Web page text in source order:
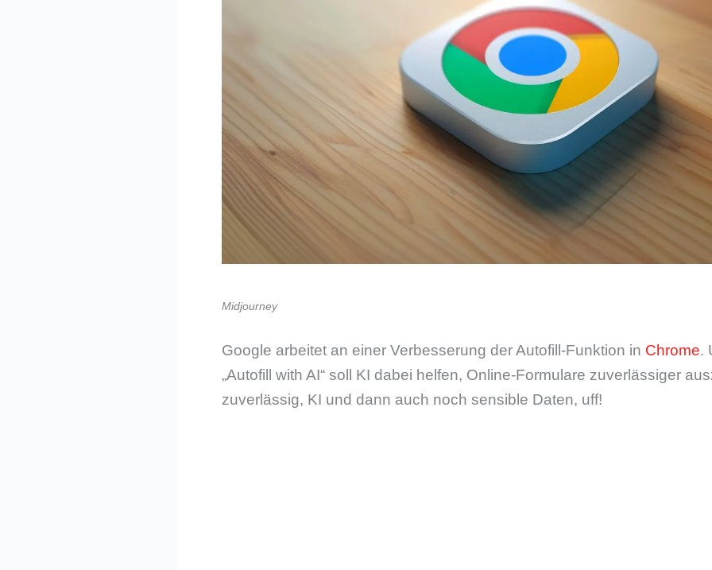
Midjourney
Google arbeitet an einer Verbesserung der Autofill-Funktion in Chrome.
„Autofill with AI“ soll KI dabei helfen, Online-Formulare zuverlässiger
zuverlässig, KI und dann auch noch sensible Daten, uff!